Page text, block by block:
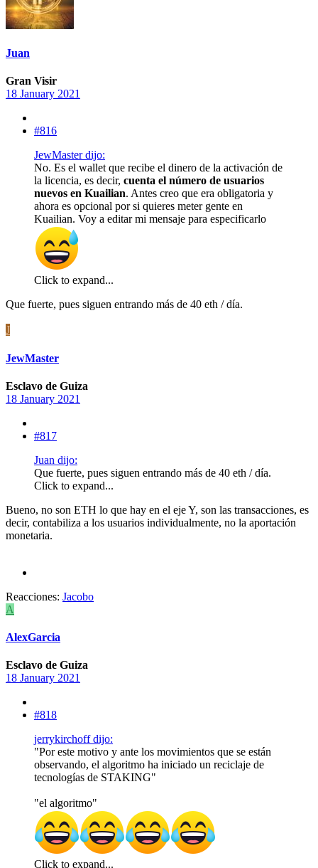
Juan
Gran Visir
18 January 2021
#816
JewMaster dijo:
No. Es el wallet que recibe el dinero de la activación de
la licencia, es decir, cuenta el número de usuarios
nuevos en Kuailian. Antes creo que era obligatoria y
ahora es opcional por si quieres meter gente en
Kuailian. Voy a editar mi mensaje para especificarlo
Click to expand...
Que fuerte, pues siguen entrando más de 40 eth / día.
J
JewMaster
Esclavo de Guiza
18 January 2021
#817
Juan dijo:
Que fuerte, pues siguen entrando más de 40 eth / día.
Click to expand...
Bueno, no son ETH lo que hay en el eje Y, son las transacciones, es
decir, contabiliza a los usuarios individualmente, no la aportación
monetaria.
Reacciones: Jacobo
A
AlexGarcia
Esclavo de Guiza
18 January 2021
#818
jerrykirchoff dijo:
"Por este motivo y ante los movimientos que se están
observando, el algoritmo ha iniciado un reciclaje de
tecnologías de STAKING"
"el algoritmo"
Click to expand...